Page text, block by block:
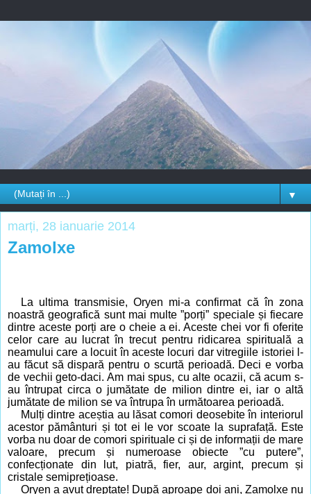
▼
marți, 28 ianuarie 2014
Zamolxe
La ultima transmisie, Oryen mi-a confirmat că în zona
noastră geografică sunt mai multe ”porți” speciale și fiecare
dintre aceste porți are o cheie a ei. Aceste chei vor fi oferite
celor care au lucrat în trecut pentru ridicarea spirituală a
neamului care a locuit în aceste locuri dar vitregiile istoriei l-
au făcut să dispară pentru o scurtă perioadă. Deci e vorba
de vechii geto-daci. Am mai spus, cu alte ocazii, că acum s-
au întrupat circa o jumătate de milion dintre ei, iar o altă
jumătate de milion se va întrupa în următoarea perioadă.
Mulți dintre aceștia au lăsat comori deosebite în interiorul
acestor pământuri și tot ei le vor scoate la suprafață. Este
vorba nu doar de comori spirituale ci și de informații de mare
valoare, precum și numeroase obiecte ”cu putere”,
confecționate din lut, piatră, fier, aur, argint, precum și
cristale semiprețioase.
Oryen a avut dreptate! După aproape doi ani, Zamolxe nu